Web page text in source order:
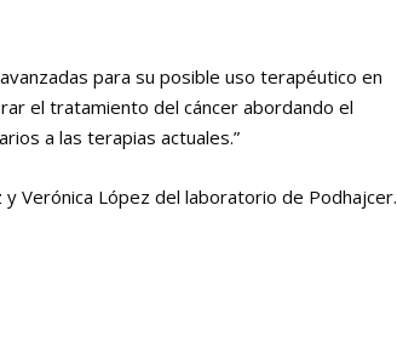
para su posible uso terapéutico en
el tratamiento del cáncer abordando el
a las terapias actuales.”
Verónica López del laboratorio de Podhajcer.